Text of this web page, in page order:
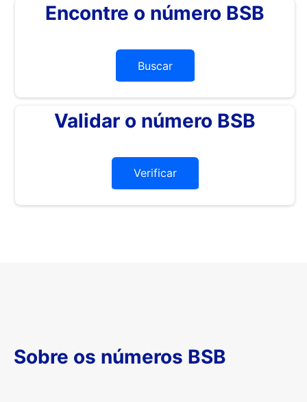
Encontre o número BSB
Buscar
Validar o número BSB
Verificar
Sobre os números BSB